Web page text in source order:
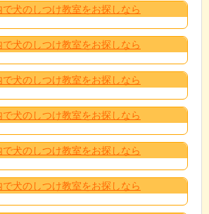
で犬のしつけ教室をお探しなら
犬のしつけ教室をお探しなら
犬のしつけ教室をお探しなら
犬のしつけ教室をお探しなら
で犬のしつけ教室をお探しなら
で犬のしつけ教室をお探しなら